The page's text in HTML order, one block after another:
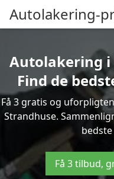
Autolakering-
Autolakering i
Find de
Få 3 gratis og
Strandhuse.
Få 3 tilbud,